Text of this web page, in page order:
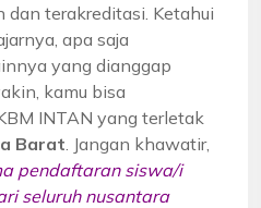
terakreditasi. Ketahui
apa saja
yang dianggap
kamu bisa
INTAN yang terletak
Barat . Jangan khawatir,
pendaftaran siswa/i
seluruh nusantara